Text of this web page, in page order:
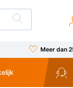
Meer dan